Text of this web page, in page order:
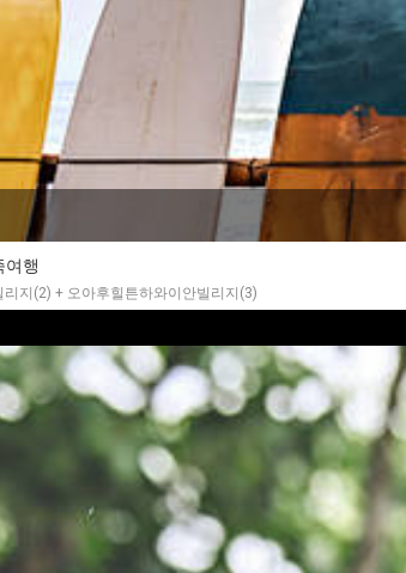
여행
지(2) + 오아후힐튼하와이안빌리지(3)